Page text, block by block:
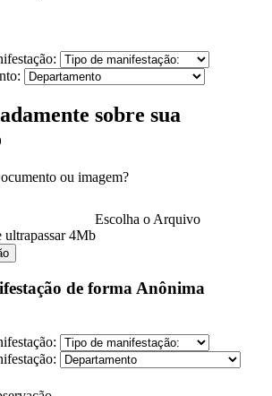
sobre sua
ou imagem?
Escolha o Arquivo
ultrapassar 4Mb
de forma Anônima